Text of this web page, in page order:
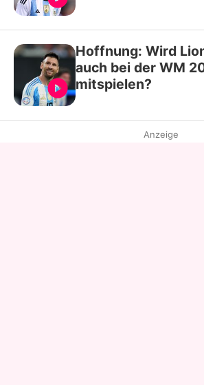
Hoffnung: Wird
auch bei der WM
mitspielen?
Anzeige